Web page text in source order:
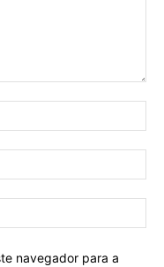
navegador para a